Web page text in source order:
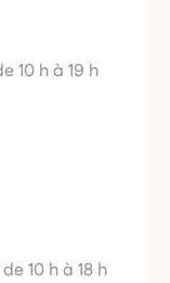
10 h à 19 h
10 h à 18 h